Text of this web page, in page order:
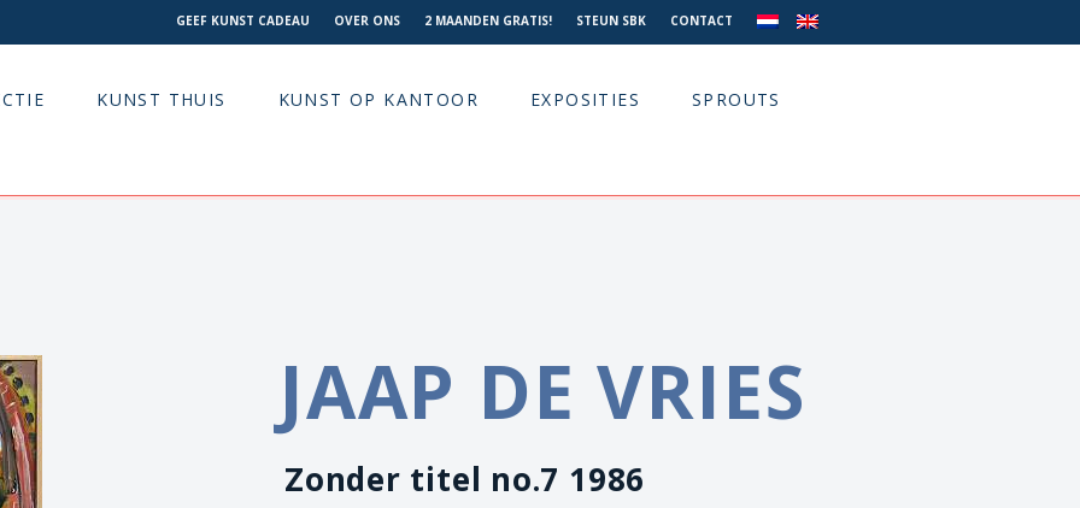
GEEF KUNST CADEAU OVER ONS 2 MAANDEN GRATIS! STEUN SBK CONTACT
KUNST THUIS KUNST OP KANTOOR EXPOSITIES SPROUTS
JAAP DE VRIES
Zonder titel no.7 1986